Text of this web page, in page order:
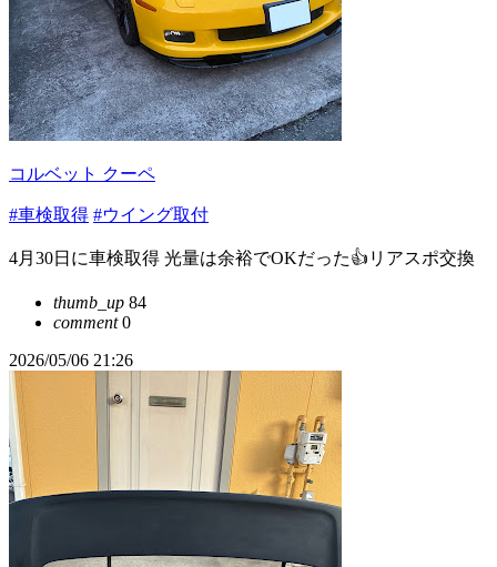
コルベット クーペ
#車検取得 #ウイング取付
4月30日に車検取得 光量は余裕でOKだった👍リアスポ交換
thumb_up 84
comment0
2026/05/06 21:26